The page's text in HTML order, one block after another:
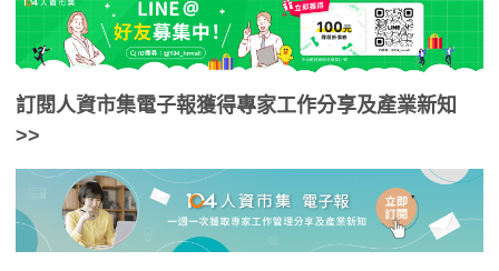
訂閱人資市集電子報獲得專家工作分享及產業新知
>>